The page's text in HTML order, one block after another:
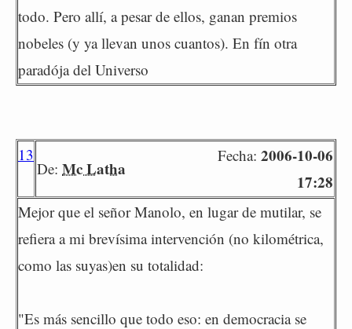
todo. Pero allí, a pesar de ellos, ganan premios
nobeles (y ya llevan unos cuantos). En fín otra
paradója del Universo
13
De: Mc Latha
Fecha: 2006-10-06
17:28
Mejor que el señor Manolo, en lugar de mutilar, se
refiera a mi brevísima intervención (no kilométrica,
como las suyas)en su totalidad:
"Es más sencillo que todo eso: en democracia se